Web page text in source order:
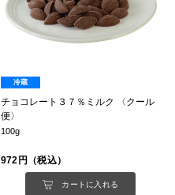
冷蔵
チョコレート３７％ミルク 〈クール
便〉
100g
972円（税込）
カートに入れる